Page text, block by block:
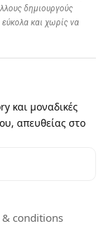
δημιουργούς
και χωρίς να
και μοναδικές
απευθείας στο
conditions